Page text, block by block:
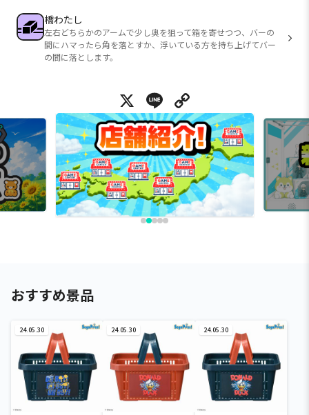
橋わたし
左右どちらかのアームで少し奥を狙って箱を寄せつつ、バーの
間にハマったら角を落とすか、浮いている方を持ち上げてバー
の間に落とします。
X Line
おすすめ景品
24.05.30 24.05.30 24.05.30